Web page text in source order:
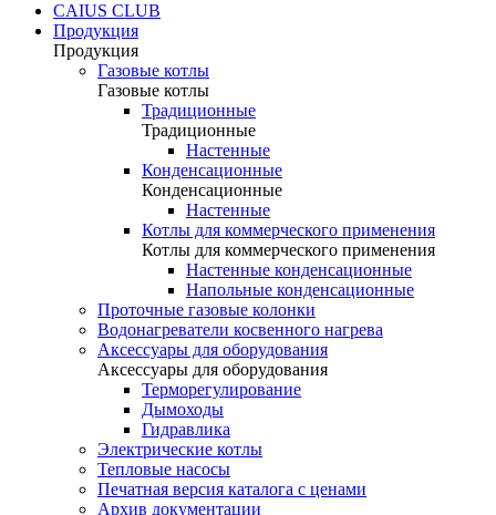
CAIUS CLUB
Продукция
Продукция
Газовые котлы
Газовые котлы
Традиционные
Традиционные
Настенные
Конденсационные
Конденсационные
Настенные
Котлы для коммерческого применения
Котлы для коммерческого применения
Настенные конденсационные
Напольные конденсационные
Проточные газовые колонки
Водонагреватели косвенного нагрева
Аксессуары для оборудования
Аксессуары для оборудования
Терморегулирование
Дымоходы
Гидравлика
Электрические котлы
Тепловые насосы
Печатная версия каталога с ценами
Архив документации